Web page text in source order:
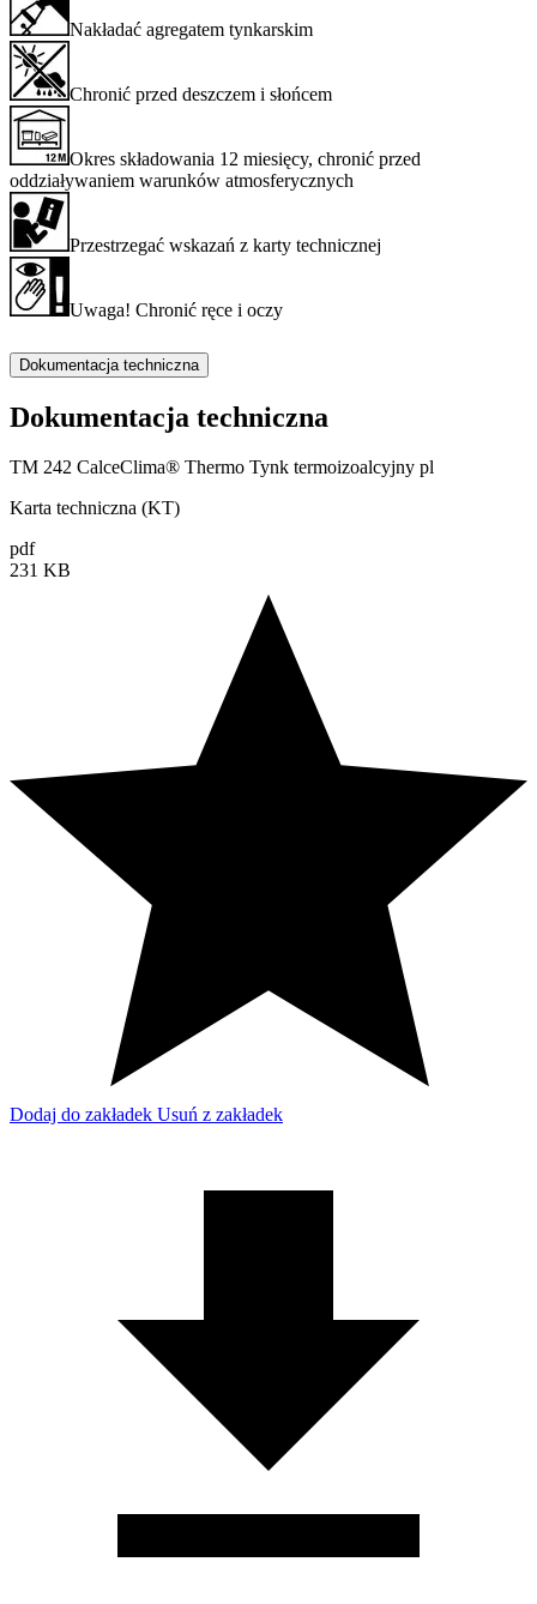
Nakładać agregatem tynkarskim
Chronić przed deszczem i słońcem
Okres składowania 12 miesięcy, chronić przed
oddziaływaniem warunków atmosferycznych
Przestrzegać wskazań z karty technicznej
Uwaga! Chronić ręce i oczy
Dokumentacja techniczna
Dokumentacja techniczna
TM 242 CalceClima® Thermo Tynk termoizoalcyjny pl
Karta techniczna (KT)
pdf
231 KB
Dodaj do zakładek Usuń z zakładek